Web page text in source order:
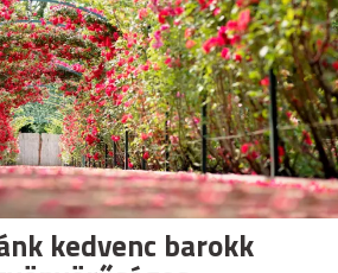
kedvenc barokk